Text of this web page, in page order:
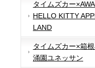
タイムズカー
HELLO KITTY
LAND
タイムズカー×箱
涌園ユネッサン